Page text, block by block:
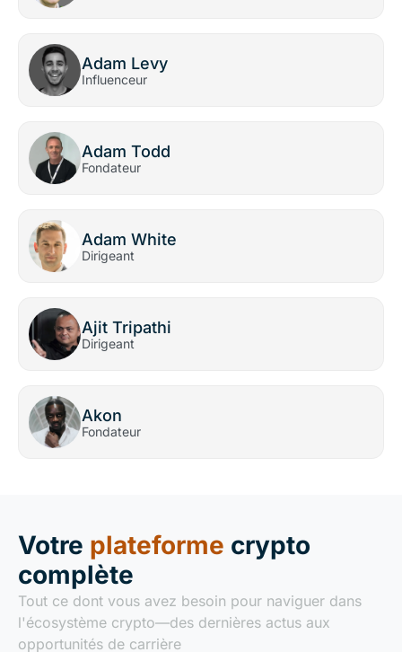
Adam Levy
Influenceur
Adam Todd
Fondateur
Adam White
Dirigeant
Ajit Tripathi
Dirigeant
Akon
Fondateur
Votre plateforme crypto
complète
Tout ce dont vous avez besoin pour naviguer dans
l'écosystème crypto—des dernières actus aux
opportunités de carrière